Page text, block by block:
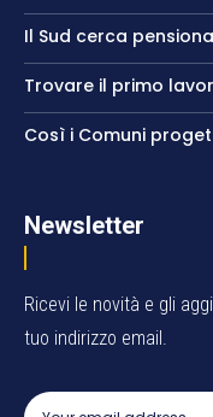
Il Sud cerca
Trovare il primo
Così i Comuni
Newsletter
Ricevi le novità e gli
tuo indirizzo email.